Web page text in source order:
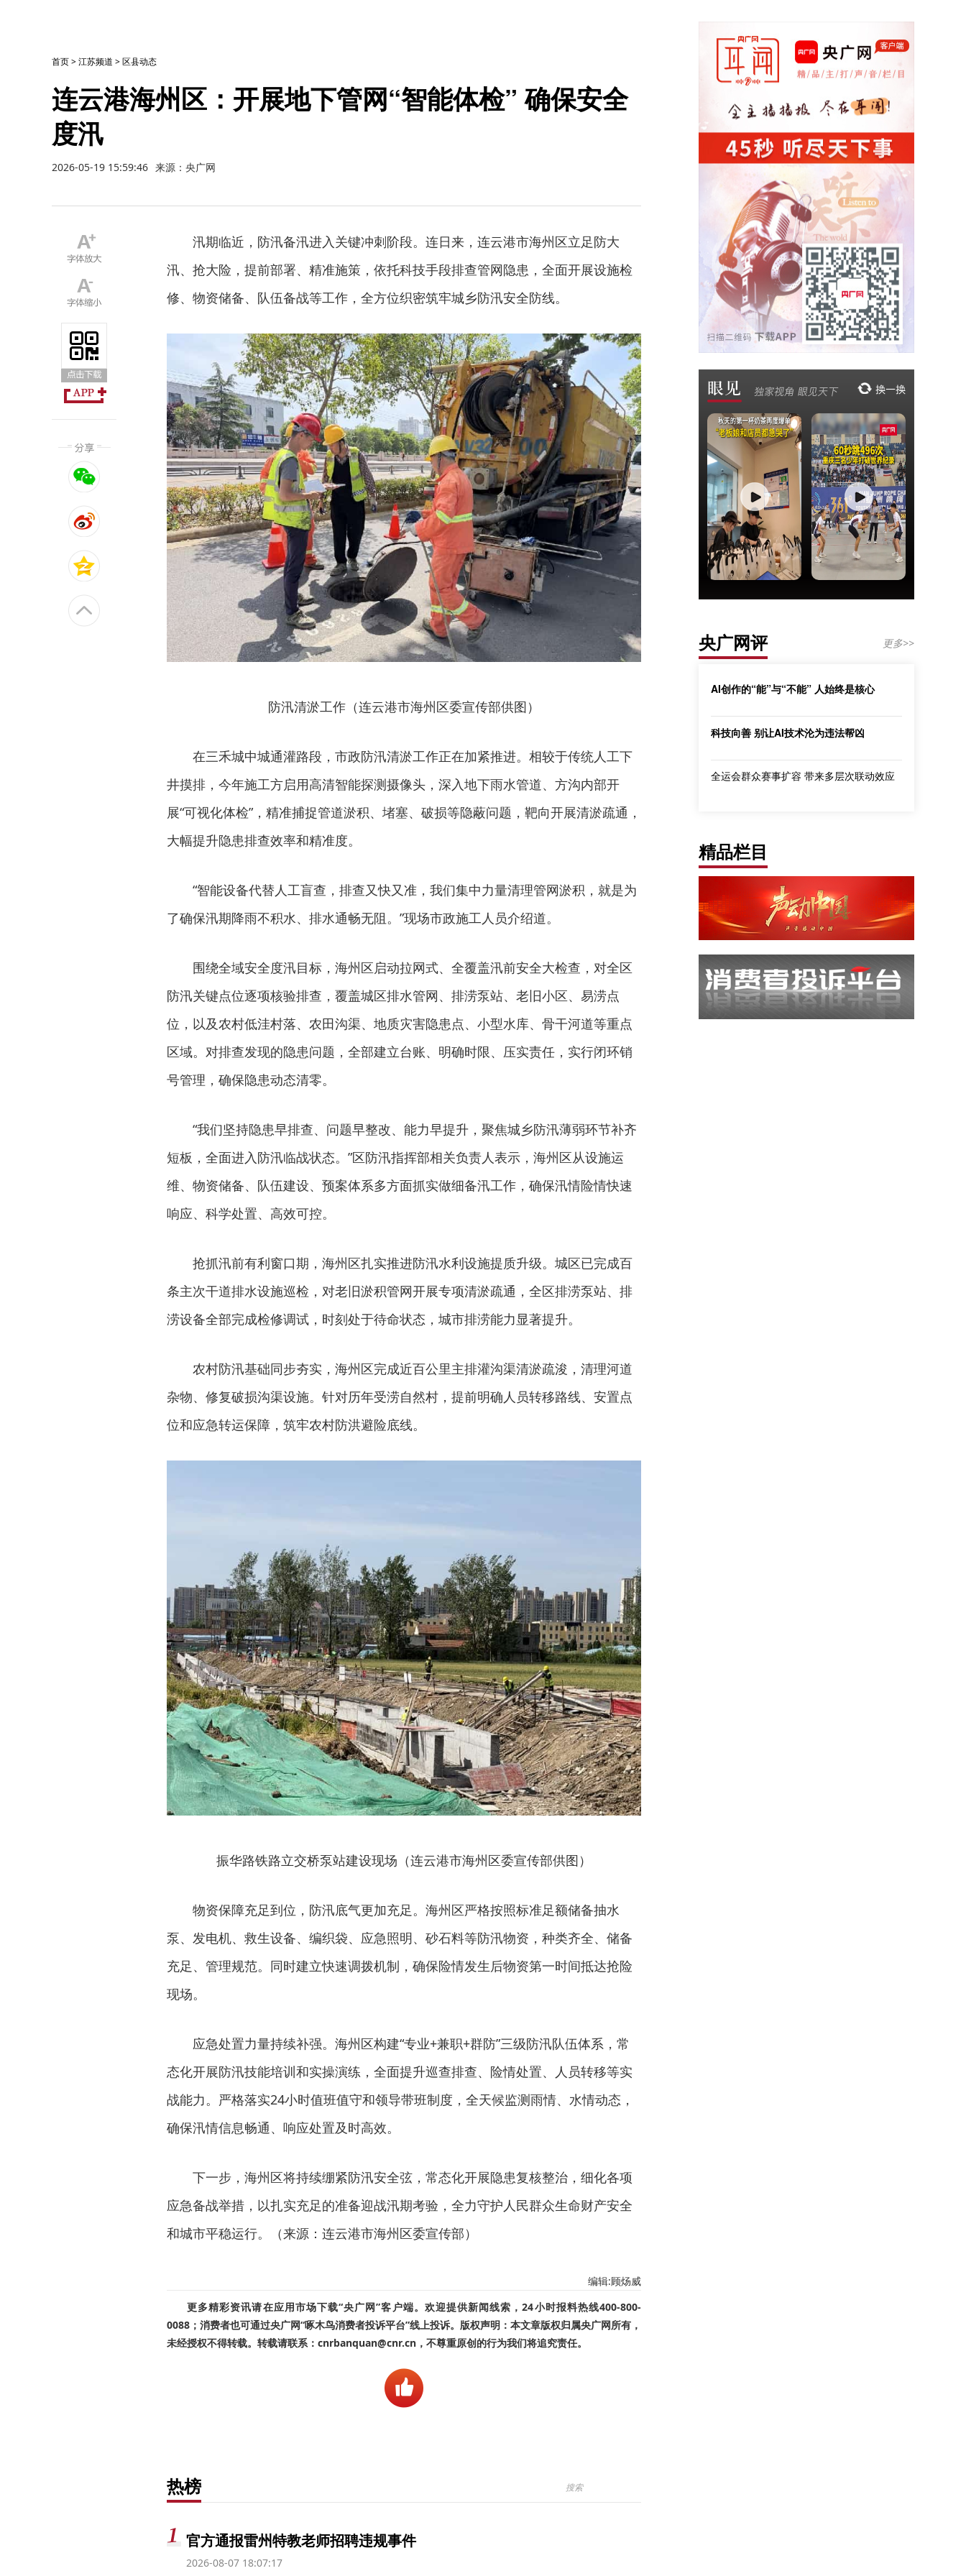
首页>江苏频道 >区县动态
连云港海州区：开展地下管网“智能体检” 确保安全
度汛
2026-05-19 15:59:46 来源：央广网
汛期临近，防汛备汛进入关键冲刺阶段。连日来，连云港市海州区立足防大
汛、抢大险，提前部署、精准施策，依托科技手段排查管网隐患，全面开展设施检
修、物资储备、队伍备战等工作，全方位织密筑牢城乡防汛安全防线。
防汛清淤工作（连云港市海州区委宣传部供图）
在三禾城中城通灌路段，市政防汛清淤工作正在加紧推进。相较于传统人工下
井摸排，今年施工方启用高清智能探测摄像头，深入地下雨水管道、方沟内部开
展“可视化体检”，精准捕捉管道淤积、堵塞、破损等隐蔽问题，靶向开展清淤疏通，
大幅提升隐患排查效率和精准度。
“智能设备代替人工盲查，排查又快又准，我们集中力量清理管网淤积，就是为
了确保汛期降雨不积水、排水通畅无阻。”现场市政施工人员介绍道。
围绕全域安全度汛目标，海州区启动拉网式、全覆盖汛前安全大检查，对全区
防汛关键点位逐项核验排查，覆盖城区排水管网、排涝泵站、老旧小区、易涝点
位，以及农村低洼村落、农田沟渠、地质灾害隐患点、小型水库、骨干河道等重点
区域。对排查发现的隐患问题，全部建立台账、明确时限、压实责任，实行闭环销
号管理，确保隐患动态清零。
“我们坚持隐患早排查、问题早整改、能力早提升，聚焦城乡防汛薄弱环节补齐
短板，全面进入防汛临战状态。”区防汛指挥部相关负责人表示，海州区从设施运
维、物资储备、队伍建设、预案体系多方面抓实做细备汛工作，确保汛情险情快速
响应、科学处置、高效可控。
抢抓汛前有利窗口期，海州区扎实推进防汛水利设施提质升级。城区已完成百
条主次干道排水设施巡检，对老旧淤积管网开展专项清淤疏通，全区排涝泵站、排
涝设备全部完成检修调试，时刻处于待命状态，城市排涝能力显著提升。
农村防汛基础同步夯实，海州区完成近百公里主排灌沟渠清淤疏浚，清理河道
杂物、修复破损沟渠设施。针对历年受涝自然村，提前明确人员转移路线、安置点
位和应急转运保障，筑牢农村防洪避险底线。
振华路铁路立交桥泵站建设现场（连云港市海州区委宣传部供图）
物资保障充足到位，防汛底气更加充足。海州区严格按照标准足额储备抽水
泵、发电机、救生设备、编织袋、应急照明、砂石料等防汛物资，种类齐全、储备
充足、管理规范。同时建立快速调拨机制，确保险情发生后物资第一时间抵达抢险
现场。
应急处置力量持续补强。海州区构建“专业+兼职+群防”三级防汛队伍体系，常
态化开展防汛技能培训和实操演练，全面提升巡查排查、险情处置、人员转移等实
战能力。严格落实24小时值班值守和领导带班制度，全天候监测雨情、水情动态，
确保汛情信息畅通、响应处置及时高效。
下一步，海州区将持续绷紧防汛安全弦，常态化开展隐患复核整治，细化各项
应急备战举措，以扎实充足的准备迎战汛期考验，全力守护人民群众生命财产安全
和城市平稳运行。（来源：连云港市海州区委宣传部）
编辑:顾炀威
更多精彩资讯请在应用市场下载“央广网”客户端。欢迎提供新闻线索，24小时报料热线400-800-
0088；消费者也可通过央广网“啄木鸟消费者投诉平台”线上投诉。版权声明：本文章版权归属央广网所有，
未经授权不得转载。转载请联系：cnrbanquan@cnr.cn，不尊重原创的行为我们将追究责任。
热榜
官方通报雷州特教老师招聘违规事件
2026-08-07 18:07:17
央广网评 更多>>
AI创作的“能”与“不能” 人始终是核心
科技向善 别让AI技术沦为违法帮凶
全运会群众赛事扩容 带来多层次联动效应
精品栏目